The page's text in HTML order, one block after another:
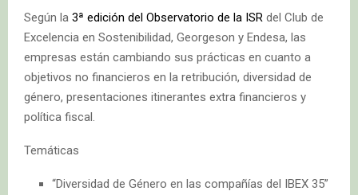
Según la 3ª edición del Observatorio de la ISR del Club de
Excelencia en Sostenibilidad, Georgeson y Endesa, las
empresas están cambiando sus prácticas en cuanto a
objetivos no financieros en la retribución, diversidad de
género, presentaciones itinerantes extra financieros y
política fiscal.
Temáticas
“Diversidad de Género en las compañías del IBEX 35”